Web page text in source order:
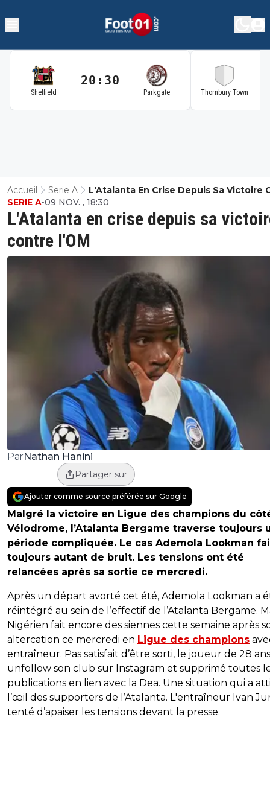
Sheffield
20:30
Parkgate Thornbury Town
Accueil Serie A
L'Atalanta En Crise Depuis Sa Victoire
L'OM
L'Atalanta en crise depuis sa
contre l'OM
SERIE A•09 NOV. , 18:30
ParNathan Hanini
Partager sur
Ajouter comme source préférée sur Google
Malgré la victoire en Ligue des champions du
Vélodrome, l’Atalanta Bergame traverse toujours
période compliquée. Le cas Ademola Lookman
toujours autant de bruit. Les tensions ont été
relancées après sa sortie ce mercredi.
Après un départ avorté cet été, Ademola Lookman a
réintégré au sein de l’effectif de l’Atalanta Bergame.
Nigérien fait encore des siennes cette semaine après
altercation ce mercredi en Ligue des champions
entraîneur. Pas satisfait d’être sorti, le joueur de 28
unfollow son club sur Instagram et supprimé toutes
publications en lien avec la Dea. Une situation qui a
l’œil des supporters de l’Atalanta. L'entraîneur Ivan
tenté d’apaiser les tensions devant la presse.